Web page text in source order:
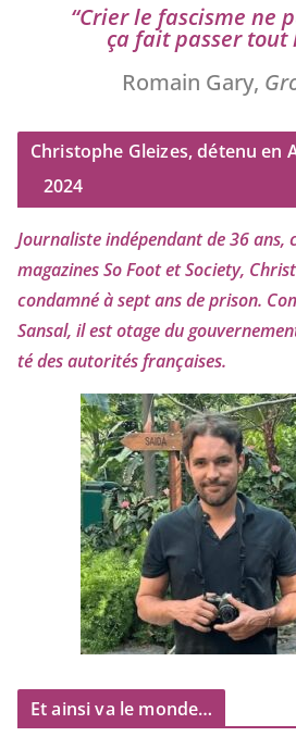
“Crier le fas­cisme ne
ça fait pas­ser tout
Romain Gary,
Christophe Gleizes, détenu en
2024
Journaliste indé­pen­dant de36ans,
maga­zines So Foot et Society,
condam­né à sept ans de pri­son.
Sansal, il est otage du
té des auto­ri­tés françaises.
Et ainsi va le monde…